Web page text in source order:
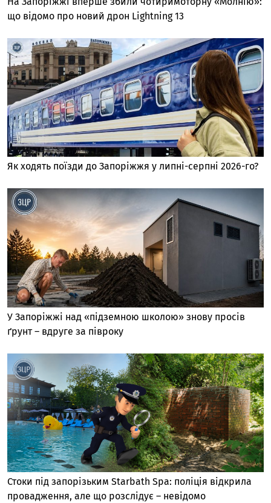
що відомо про новий дрон Lightning 13
Як ходять поїзди до Запоріжжя у липні-серпні 2026-го?
У Запоріжжі над «підземною школою» знову просів
ґрунт – вдруге за півроку
Стоки під запорізьким Starbath Spa: поліція відкрила
провадження, але що розслідує – невідомо